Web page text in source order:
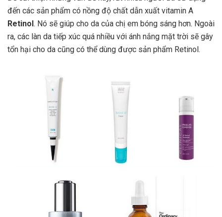
đến các sản phẩm có nồng độ chất dẫn xuất vitamin A
Retinol . Nó sẽ giúp cho da của chị em bóng sáng hơn. Ngoài
ra, các làn da tiếp xúc quá nhiều với ánh nắng mặt trời sẽ gây
tổn hại cho da cũng có thể dùng được sản phẩm Retinol.